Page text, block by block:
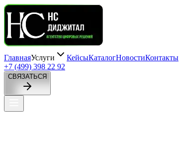
ГлавнаяУслуги КейсыКаталогНовостиКонтакты
+7 (499) 398 22 92
СВЯЗАТЬСЯ